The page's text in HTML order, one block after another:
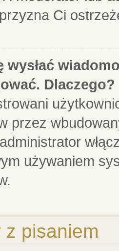
Ci
wysłać
Dlaczego?
przez
używaniem
z pisaniem